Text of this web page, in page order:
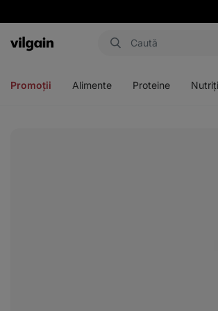
Aktin
Promoții Alimente Proteine